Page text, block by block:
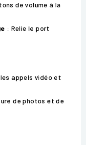
de volume à la
: Relie le port
appels vidéo et
de photos et de